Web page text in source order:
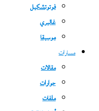
فوتوتشكيل
غاليري
موسيقا
مسارات
مقالات
حوارات
ملفات